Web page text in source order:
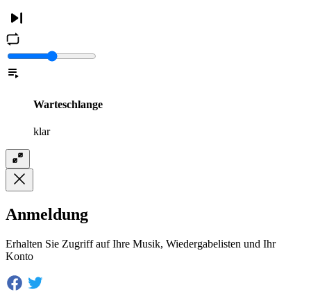
Warteschlange
klar
Anmeldung
Erhalten Sie Zugriff auf Ihre Musik, Wiedergabelisten und Ihr
Konto